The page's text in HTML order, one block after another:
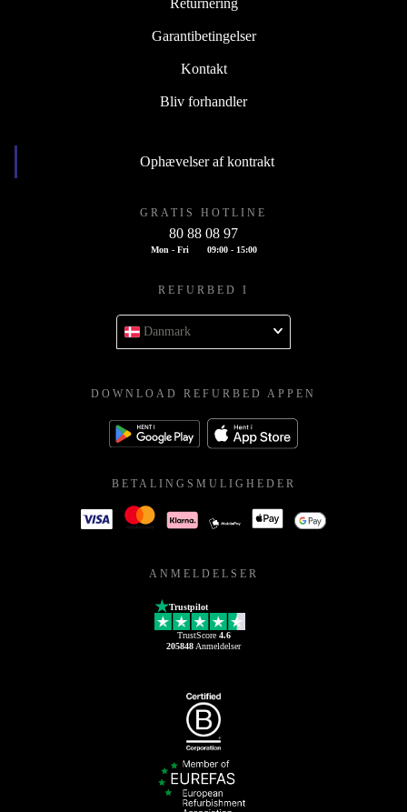
Returnering
Garantibetingelser
Kontakt
Bliv forhandler
Ophævelser af kontrakt
GRATIS HOTLINE
80 88 08 97
Mon - Fri 09:00 - 15:00
REFURBED I
Danmark
DOWNLOAD REFURBED APPEN
BETALINGSMULIGHEDER
ANMELDELSER
Trustpilot
TrustScore 4.6
205848 Anmeldelser